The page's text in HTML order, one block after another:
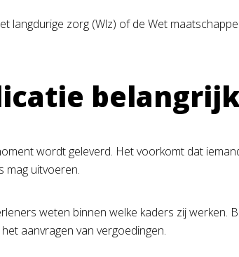
langdurige zorg (Wlz) of de Wet
wordt geleverd. Het voorkomt dat
mag uitvoeren.
weten binnen welke kaders zij werken.
aanvragen van vergoedingen.